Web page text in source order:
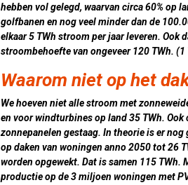
hebben vol gelegd, waarvan circa 60% op
golfbanen en nog veel minder dan de
elkaar 5 TWh stroom per jaar leveren. Ook
stroombehoefte van ongeveer 120 TWh.
Waarom niet op het
We hoeven niet alle stroom met
en voor windturbines op land 35 TWh.
zonnepanelen gestaag. In theorie is er
op daken van woningen anno 2050 tot 26
worden opgewekt. Dat is samen 115
productie op de 3 miljoen woningen met